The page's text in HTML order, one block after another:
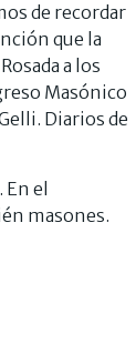
de recordar
que la
a los
Masónico
Diarios de
el
masones.